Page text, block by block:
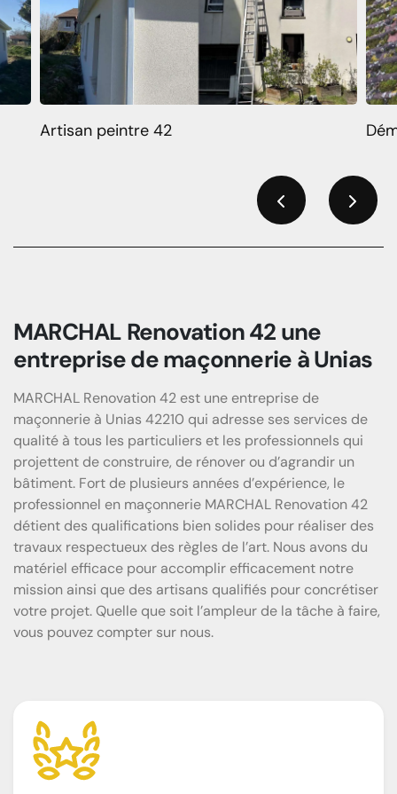
Artisan peintre 42
MARCHAL Renovation 42 une
entreprise de maçonnerie à Unias
MARCHAL Renovation 42 est une entreprise de
maçonnerie à Unias 42210 qui adresse ses services de
qualité à tous les particuliers et les professionnels qui
projettent de construire, de rénover ou d’agrandir un
bâtiment. Fort de plusieurs années d’expérience, le
professionnel en maçonnerie MARCHAL Renovation 42
détient des qualifications bien solides pour réaliser des
travaux respectueux des règles de l’art. Nous avons du
matériel efficace pour accomplir efficacement notre
mission ainsi que des artisans qualifiés pour concrétiser
votre projet. Quelle que soit l’ampleur de la tâche à faire,
vous pouvez compter sur nous.